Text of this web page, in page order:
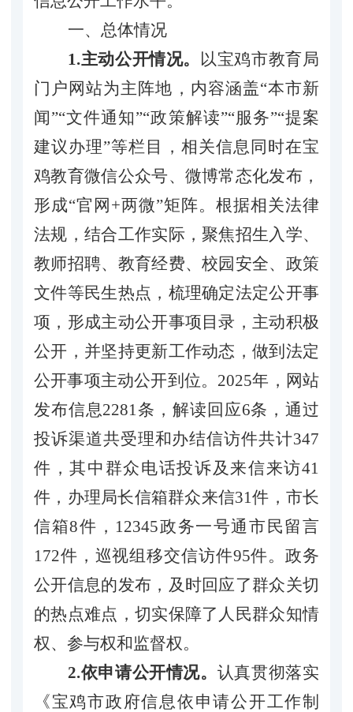
一、 总体情况
1.主动公开情况。
以宝鸡市教育局
门户网站为主阵地，内容涵盖“本市新
闻”“文件通知”“政策解读”“服务”“提案
建议办理”等栏目，相关信息同时在宝
鸡教育微信公众号、微博常态化发布，
形成“官网+两微”矩阵。 根据相关法律
法规，结合工作实际，聚焦招生入学、
教师招聘、教育经费、校园安全、政策
文件等民生热点，梳理确定法定公开事
项，形成主动公开事项目录，主动积极
公开，并坚持更新工作动态，做到法定
公开事项主动公开到位。2025年，网站
发布信息2281条，解读回应6条，通过
投诉渠道共受理和办结信访件共计347
件，其中群众电话投诉及来信来访41
件，办理局长信箱群众来信31件，市长
信箱8件，12345政务一号通市民留言
172件，巡视组移交信访件95件。政务
公开信息的发布，及时回应了群众关切
的热点难点，切实保障了人民群众知情
权、参与权和监督权。
2.依申请公开情况。 认真贯彻落实
《宝鸡市政府信息依申请公开工作制